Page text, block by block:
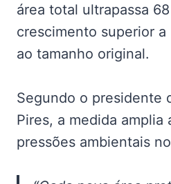
área total ultrapassa
crescimento superior a
ao tamanho original.
Segundo o presidente
Pires, a medida amplia
pressões ambientais